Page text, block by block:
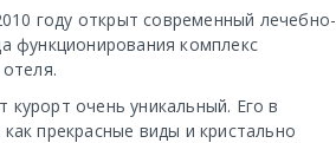
году открыт современный лечебно-
функционирования комплекс
очень уникальный. Его в
прекрасные виды и кристально